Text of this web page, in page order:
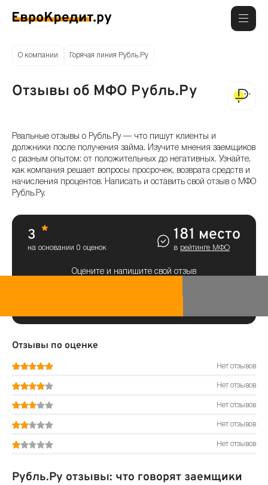
О компании Горячая линия Рубль.Ру
Отзывы об МФО Рубль.Ру
Реальные отзывы о Рубль.Ру — что пишут клиенты и
должники после получения займа. Изучите мнения заемщиков
с разным опытом: от положительных до негативных. Узнайте,
как компания решает вопросы просрочек, возврата средств и
начисления процентов. Написать и оставить свой отзыв о МФО
Рубль.Ру.
3
на основании 0 оценок
181 место
в рейтинге МФО
Оцените и напишите свой отзыв
Отзывы по оценке
Нет отзывов
Нет отзывов
Нет отзывов
Нет отзывов
Нет отзывов
Рубль.Ру отзывы: что говорят заемщики